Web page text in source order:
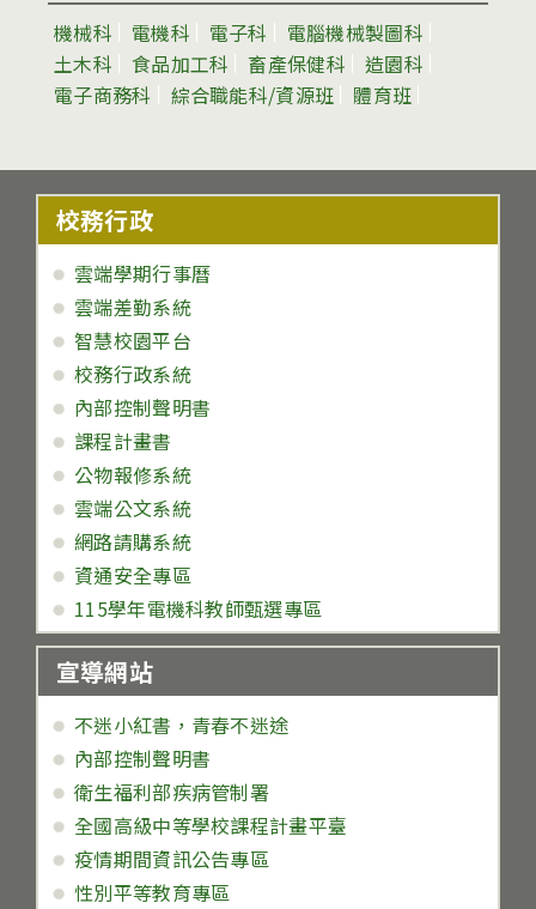
機械科 電機科 電子科
電腦機械製圖科
土木科
食品加工科 畜產保健科
造園科
電子商務科
綜合職能科/資源班 體育班
校務行政
雲端學期行事曆
雲端差勤系統
智慧校園平台
校務行政系統
內部控制聲明書
課程計畫書
公物報修系統
雲端公文系統
網路請購系統
資通安全專區
115學年電機科教師甄選專區
宣導網站
不迷小紅書，青春不迷途
內部控制聲明書
衛生福利部疾病管制署
全國高級中等學校課程計畫平臺
疫情期間資訊公告專區
性別平等教育專區